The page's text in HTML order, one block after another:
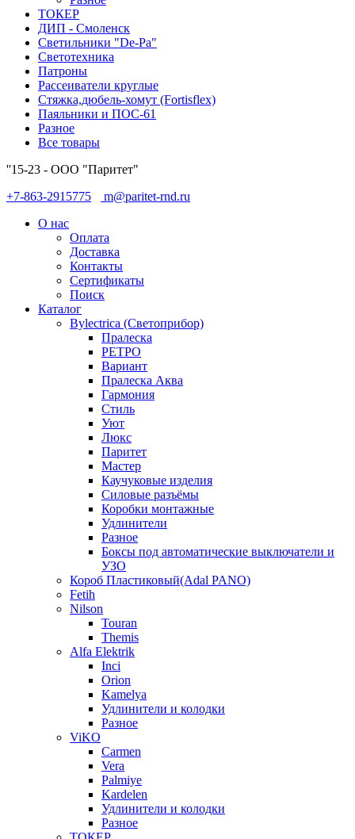
ТОКЕР
ДИП - Смоленск
Светильники "De-Pa"
Светотехника
Патроны
Рассеиватели круглые
Стяжка,дюбель-хомут (Fortisflex)
Паяльники и ПОС-61
Разное
Все товары
''15-23 - ООО "Паритет"
+7-863-2915775
m@paritet-rnd.ru
О нас
Оплата
Доставка
Контакты
Сертификаты
Поиск
Каталог
Bylectrica (Светоприбор)
Пралеска
РЕТРО
Вариант
Пралеска Аква
Гармония
Стиль
Уют
Люкс
Паритет
Мастер
Каучуковые изделия
Силовые разъёмы
Коробки монтажные
Удлинители
Разное
Боксы под автоматические выключатели и
УЗО
Короб Пластиковый(Adal PANO)
Fetih
Nilson
Touran
Themis
Alfa Elektrik
Inci
Orion
Kamelya
Удлинители и колодки
Разное
ViKO
Carmen
Vera
Palmiye
Kardelen
Удлинители и колодки
Разное